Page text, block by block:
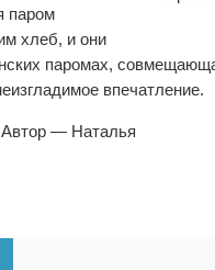
паром
хлеб, и они
паромах,
впечатление.
Автор — Наталья